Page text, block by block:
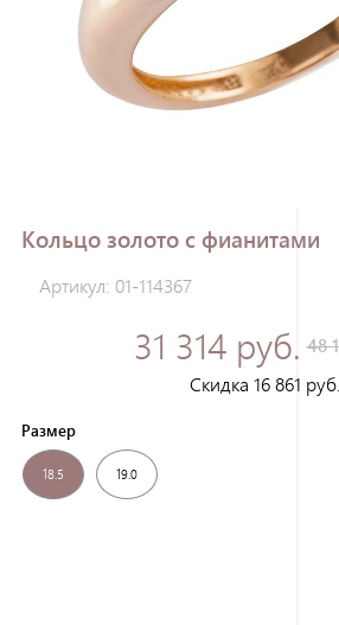
Кольцо золото с фианитами
Артикул: 01-114367
31 314 руб. 48
Скидка 16 861 руб.
Размер
18.5 19.0
Зарегистрироваться